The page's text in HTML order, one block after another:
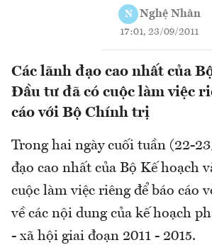
N Nghệ Nhân
17:01, 23/09/2011
Các lãnh đạo cao nhất của
Đầu tư đã có cuộc làm việc
cáo với Bộ Chính trị
Trong hai ngày cuối tuần (22-
đạo cao nhất của Bộ Kế hoạch
cuộc làm việc riêng để báo cáo
về các nội dung của kế hoạch
- xã hội giai đoạn 2011 - 2015.